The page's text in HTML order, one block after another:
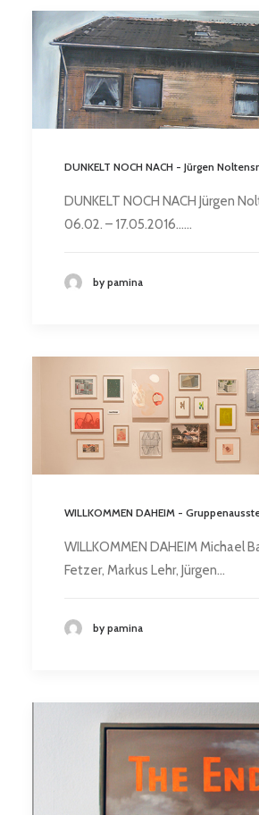
DUNKELT NOCH NACH - Jürgen
DUNKELT NOCH NACH Jürgen
06.02. – 17.05.2016……
by pamina
WILLKOMMEN DAHEIM -
WILLKOMMEN DAHEIM Michael
Fetzer, Markus Lehr, Jürgen…
by pamina